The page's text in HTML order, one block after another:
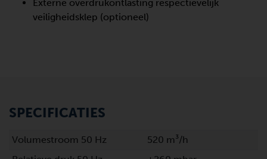
Externe overdrukontlasting respectievelijk
veiligheidsklep (optioneel)
SPECIFICATIES
Volumestroom 50 Hz
520 m³/h